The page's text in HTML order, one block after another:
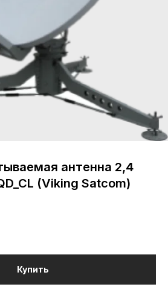
антенна 2,4
(Viking Satcom)
Купить